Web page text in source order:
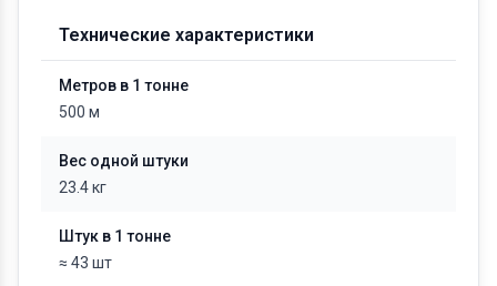
Технические характеристики
Метров в 1 тонне
500 м
Вес одной штуки
23.4 кг
Штук в 1 тонне
≈ 43 шт